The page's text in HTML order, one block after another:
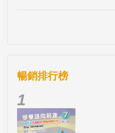
暢銷排行榜
1